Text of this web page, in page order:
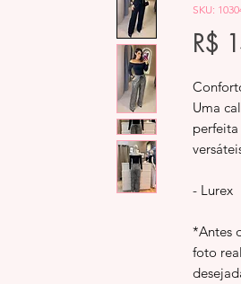
SKU:
R$
Uma
- Lurex
*Antes
foto